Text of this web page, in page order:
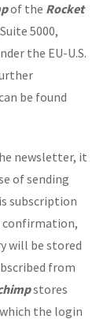
of the Rocket
5000,
the EU-U.S.
be found
newsletter, it
of sending
subscription
confirmation,
will be stored
from
stores
the login